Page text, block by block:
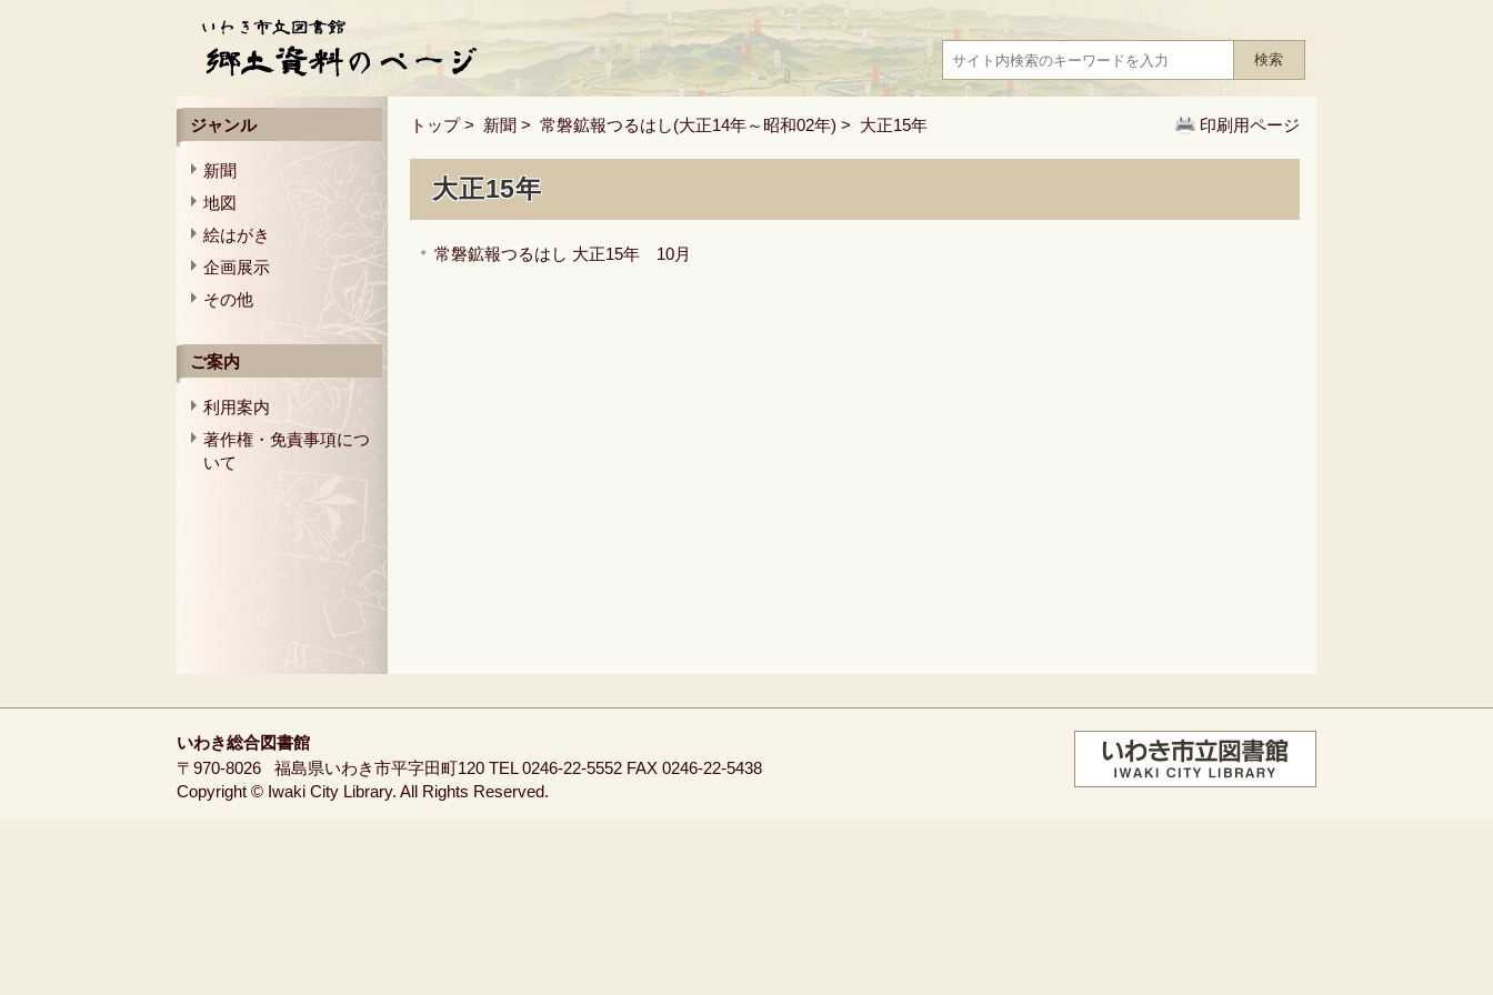
印刷用ページ
トップ> 新聞 > 常磐鉱報つるはし(大正14年～昭和02年) > 大正15年
大正15年
常磐鉱報つるはし 大正15年 10月
ジャンル
新聞
地図
絵はがき
企画展示
その他
ご案内
利用案内
著作権・免責事項につ
いて
いわき総合図書館
〒970-8026
福島県いわき市平字田町120 TEL 0246-22-5552 FAX 0246-22-5438
Copyright © Iwaki City Library. All Rights Reserved.